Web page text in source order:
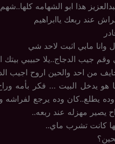
هذا ابو الشهامه
عند ربعك ياابراهيم
وانا مابي اثبت لاحد شي
وقم جيب الدجاج..يلا حبيبي
من احد والحين اروح اجيب
هو يدخل البيت … فكر بأمه
يطلع..كان وده يرجع
يصير مهزله عند ربعه..
كانت تشرب ماي..